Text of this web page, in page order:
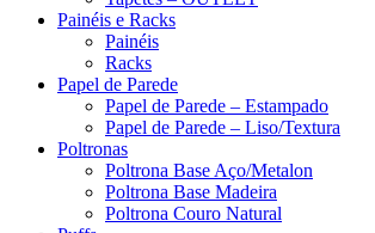
Painéis e Racks
Painéis
Racks
Papel de Parede
Papel de Parede – Estampado
Papel de Parede – Liso/Textura
Poltronas
Poltrona Base Aço/Metalon
Poltrona Base Madeira
Poltrona Couro Natural